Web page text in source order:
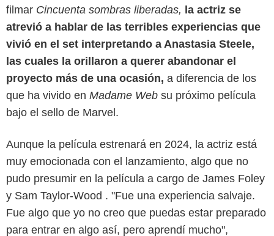
filmar Cincuenta sombras liberadas, la actriz se
atrevió a hablar de las terribles experiencias que
vivió en el set interpretando a Anastasia Steele,
las cuales la orillaron a querer abandonar el
proyecto más de una ocasión, a diferencia de los
que ha vivido en Madame Web su próximo película
bajo el sello de Marvel.
Aunque la película estrenará en 2024, la actriz está
muy emocionada con el lanzamiento, algo que no
pudo presumir en la película a cargo de James Foley
y Sam Taylor-Wood . "Fue una experiencia salvaje.
Fue algo que yo no creo que puedas estar preparado
para entrar en algo así, pero aprendí mucho",
SensaCine Latam